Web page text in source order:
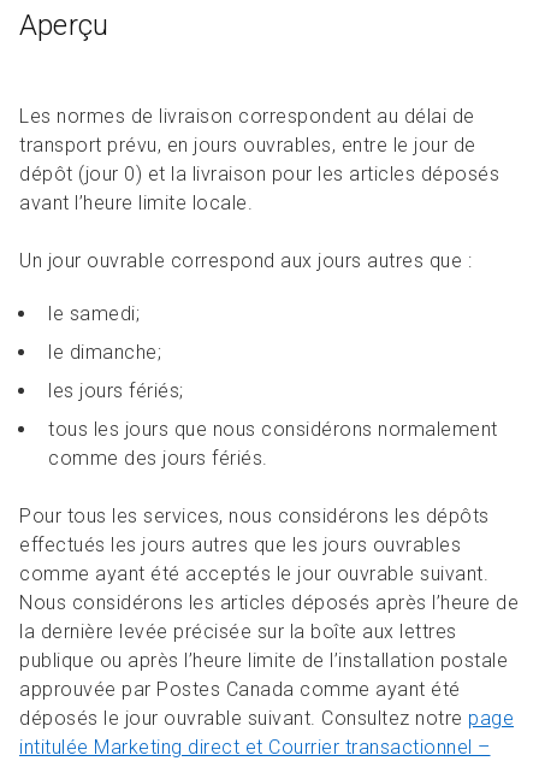
Aperçu
Les normes de livraison correspondent au délai de
transport prévu, en jours ouvrables, entre le jour de
dépôt (jour 0) et la livraison pour les articles déposés
avant l’heure limite locale.
Un jour ouvrable correspond aux jours autres que :
le samedi;
le dimanche;
les jours fériés;
tous les jours que nous considérons normalement
comme des jours fériés.
Pour tous les services, nous considérons les dépôts
effectués les jours autres que les jours ouvrables
comme ayant été acceptés le jour ouvrable suivant.
Nous considérons les articles déposés après l’heure de
la dernière levée précisée sur la boîte aux lettres
publique ou après l’heure limite de l’installation postale
approuvée par Postes Canada comme ayant été
déposés le jour ouvrable suivant. Consultez notre page
intitulée Marketing direct et Courrier transactionnel –